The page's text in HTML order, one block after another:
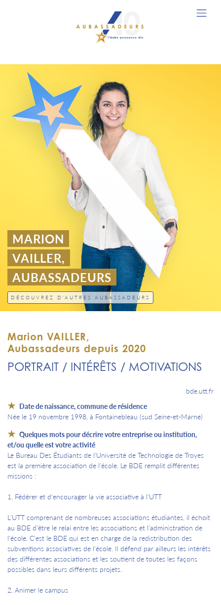
MARION
VAILLER,
AUBASSADEURS
DÉCOUVREZ D'AUTRES AUBASSADEURS
Marion VAILLER,
Aubassadeurs depuis 2020
PORTRAIT / INTÉRÊTS / MOTIVATIONS
bde.utt.fr
Date de naissance, commune de résidence
Née le 19 novembre 1998, à Fontainebleau (sud Seine-et-Marne)
Quelques mots pour décrire votre entreprise ou institution,
et/ou quelle est votre activité
Le Bureau Des Étudiants de l'Université de Technologie de Troyes
est la première association de l'école. Le BDE remplit différentes
missions :
1. Fédérer et d'encourager la vie associative à l'UTT
L'UTT comprenant de nombreuses associations étudiantes, il échoit
au BDE d'être le relai entre les associations et l'administration de
l'école. C'est le BDE qui est en charge de la redistribution des
subventions associatives de l'école. Il défend par ailleurs les intérêts
des différentes associations et les soutient de toutes les façons
possibles dans leurs différents projets.
2. Animer le campus